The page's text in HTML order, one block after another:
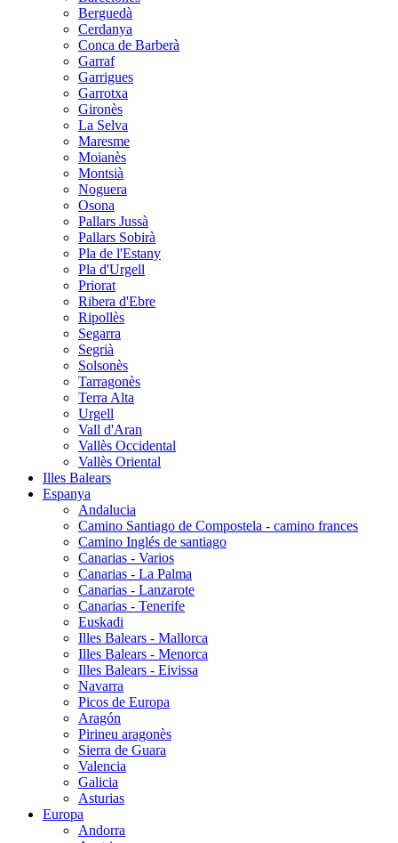
Berguedà
Cerdanya
Conca de Barberà
Garraf
Garrigues
Garrotxa
Gironès
La Selva
Maresme
Moianès
Montsià
Noguera
Osona
Pallars Jussà
Pallars Sobirà
Pla de l'Estany
Pla d'Urgell
Priorat
Ribera d'Ebre
Ripollès
Segarra
Segrià
Solsonès
Tarragonès
Terra Alta
Urgell
Vall d'Aran
Vallès Occidental
Vallès Oriental
Illes Balears
Espanya
Andalucia
Camino Santiago de Compostela - camino frances
Camino Inglés de santiago
Canarias - Varios
Canarias - La Palma
Canarias - Lanzarote
Canarias - Tenerife
Euskadi
Illes Balears - Mallorca
Illes Balears - Menorca
Illes Balears - Eivissa
Navarra
Picos de Europa
Aragón
Pirineu aragonès
Sierra de Guara
Valencia
Galicia
Asturias
Europa
Andorra